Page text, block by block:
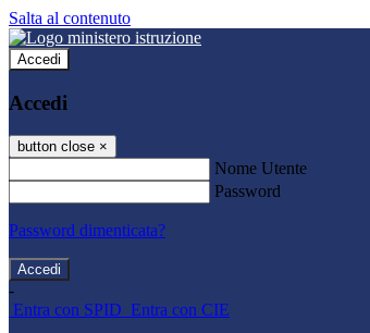
Salta al contenuto
Accedi
Accedi
button close ×
Nome Utente
Password
Password dimenticata?
-
Entra con SPID Entra con CIE